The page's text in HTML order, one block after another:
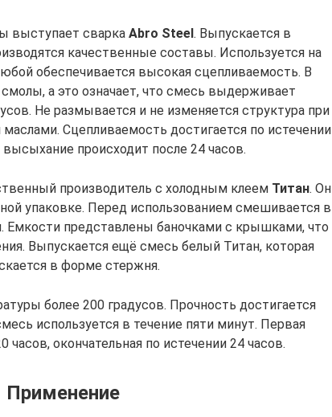
выступает сварка Abro Steel . Выпускается в
качественные составы. Используется на
обеспечивается высокая сцепливаемость. В
а это означает, что смесь выдерживает
Не размывается и не изменяется структура при
Сцепливаемость достигается по истечении
высыхание происходит после 24 часов.
производитель с холодным клеем Титан. Он
упаковке. Перед использованием смешивается в
Емкости представлены баночками с крышками, что
Выпускается ещё смесь белый Титан, которая
в форме стержня.
более 200 градусов. Прочность достигается
используется в течение пяти минут. Первая
часов, окончательная по истечении 24 часов.
Применение